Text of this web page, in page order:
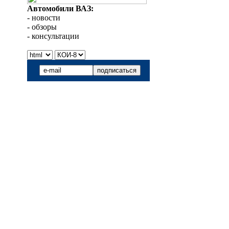
Автомобили ВАЗ:
- новости
- обзоры
- консультации